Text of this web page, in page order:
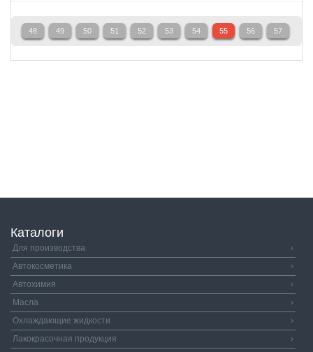
48 49 50 51 52 53 54 55 56 57
Каталоги
Для производства
›
Автокосметика
›
Автохимия
›
Масла
›
Охлаждающие жидкости
›
Лакокрасочная продукция
›